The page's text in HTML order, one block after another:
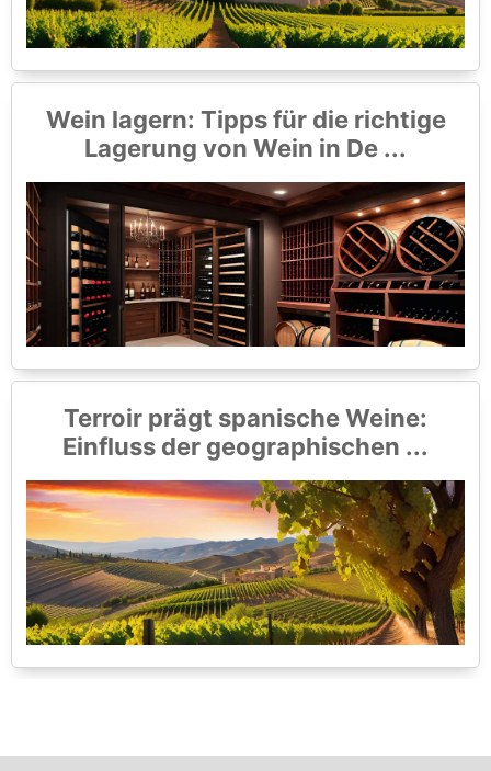
Wein lagern: Tipps für die richtige
Lagerung von Wein in De ...
Terroir prägt spanische Weine:
Einfluss der geographischen ...